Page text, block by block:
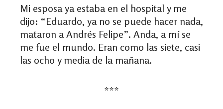
Mi esposa ya estaba en el hospital y me
dijo: “Eduardo, ya no se puede hacer nada,
mataron a Andrés Felipe”. Anda, a mí se
me fue el mundo. Eran como las siete, casi
las ocho y media de la mañana.
***